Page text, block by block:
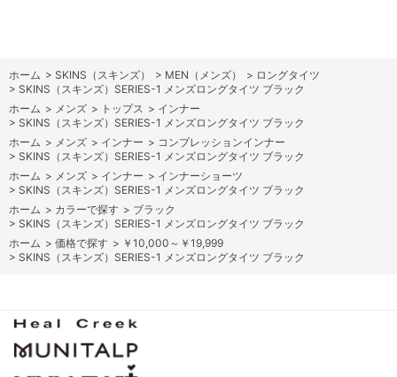
ホーム > SKINS（スキンズ） > MEN（メンズ） > ロングタイツ
> SKINS（スキンズ）SERIES-1 メンズロングタイツ ブラック
ホーム > メンズ > トップス > インナー
> SKINS（スキンズ）SERIES-1 メンズロングタイツ ブラック
ホーム > メンズ > インナー > コンプレッションインナー
> SKINS（スキンズ）SERIES-1 メンズロングタイツ ブラック
ホーム > メンズ > インナー > インナーショーツ
> SKINS（スキンズ）SERIES-1 メンズロングタイツ ブラック
ホーム > カラーで探す > ブラック
> SKINS（スキンズ）SERIES-1 メンズロングタイツ ブラック
ホーム > 価格で探す > ￥10,000～￥19,999
> SKINS（スキンズ）SERIES-1 メンズロングタイツ ブラック